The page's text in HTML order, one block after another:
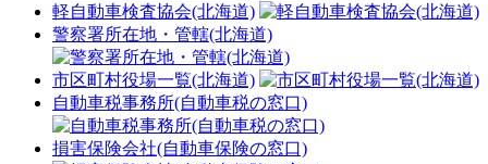
軽自動車検査協会(北海道)
警察署所在地・管轄(北海道)
市区町村役場一覧(北海道)
自動車税事務所(自動車税の窓口)
損害保険会社(自動車保険の窓口)